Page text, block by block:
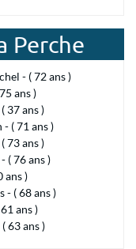
Perche
- ( 72 ans )
ans )
37 ans )
( 71 ans )
73 ans )
( 76 ans )
ans )
- ( 68 ans )
ans )
63 ans )